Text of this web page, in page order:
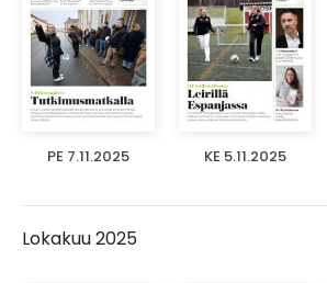
PE 7.11.2025 KE 5.11.2025
Lokakuu 2025